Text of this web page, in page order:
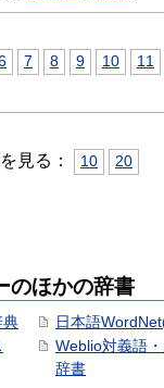
7 8 9 10 11
見る： 10 20
のほかの辞書
典
日本語
Weblio対義語
辞書